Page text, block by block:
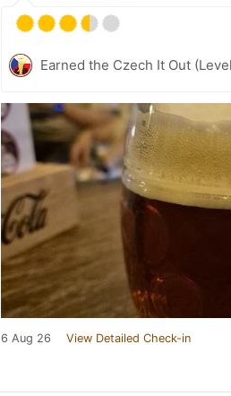
Earned the Czech It Out
6 Aug 26 View Detailed Check-in